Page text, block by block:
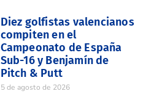
Diez golfistas valencianos
compiten en el
Campeonato de España
Sub-16 y Benjamín de
Pitch & Putt
5 de agosto de 2026